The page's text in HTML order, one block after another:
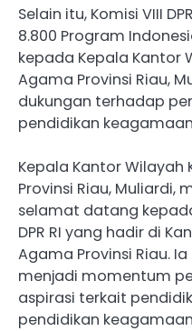
Selain itu, Komisi VIII
8.800 Program
kepada Kepala Kantor
Agama Provinsi Riau,
dukungan terhadap
pendidikan
Kepala Kantor
Provinsi Riau, Muliardi,
selamat datang
DPR RI yang hadir di
Agama Provinsi Riau.
menjadi momentum
aspirasi terkait
pendidikan